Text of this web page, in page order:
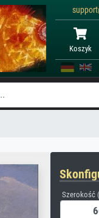
Koszyk
Szerokość